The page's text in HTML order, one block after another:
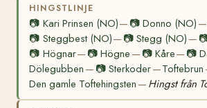
HINGSTLINJE
📷 Kari Prinsen (NO)— 📷Donno (NO) —
📷 Steggbest (NO)— 📷Stegg (NO) —
📷 Högnar— 📷Högne — 📷 Kåre— 📷
Dölegubben — 📷Sterkoder—Toftebrun
Den gamle Toftehingsten — Hingst från